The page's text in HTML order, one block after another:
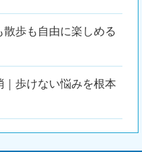
歩も自由に楽しめる
歩けない悩みを根本